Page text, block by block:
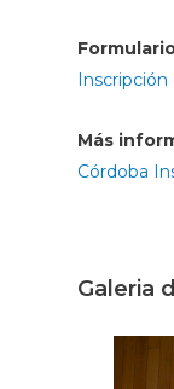
Inscripción
Más
Córdoba
Galeria